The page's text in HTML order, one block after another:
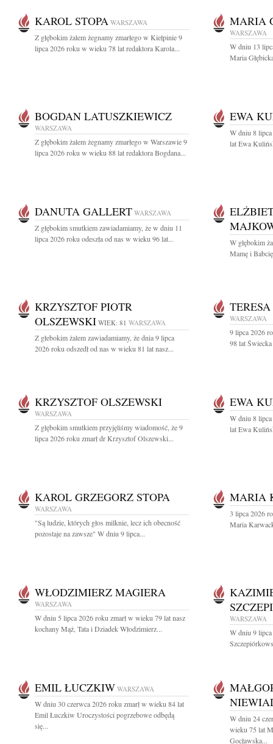
KAROL STOPA WARSZAWA
Z głębokim żalem żegnamy zmarłego w Kiełpinie 9
lipca 2026 roku w wieku 78 lat redaktora Karola...
MARIA
WARSZAWA
W dniu 13
Maria
BOGDAN LATUSZKIEWICZ
WARSZAWA
Z głębokim żalem żegnamy zmarłego w Warszawie 9
lipca 2026 roku w wieku 88 lat redaktora Bogdana...
EWA
W dniu 8
lat Ewa
DANUTA GALLERT WARSZAWA
Z głębokim smutkiem zawiadamiamy, że w dniu 11
lipca 2026 roku odeszła od nas w wieku 96 lat...
W głębokim
Mamę i
KRZYSZTOF PIOTR
OLSZEWSKI WIEK: 81 WARSZAWA
Z głebokim żalem zawiadamiamy, że dnia 9 lipca
2026 roku odszedł od nas w wieku 81 lat nasz...
WARSZAWA
9 lipca 2026
98 lat
KRZYSZTOF OLSZEWSKI
WARSZAWA
Z głębokim smutkiem przyjęliśmy wiadomość, że 9
lipca 2026 roku zmarł dr Krzysztof Olszewski...
EWA
W dniu 8
lat Ewa
KAROL GRZEGORZ STOPA
WARSZAWA
"Są ludzie, których głos milknie, lecz ich obecność
pozostaje na zawsze" W dniu 9 lipca...
MARIA
3 lipca 2026
Maria
WŁODZIMIERZ MAGIERA
WARSZAWA
W dniu 5 lipca 2026 roku zmarł w wieku 79 lat nasz
kochany Mąż, Tata i Dziadek Włodzimierz...
WARSZAWA
W dniu 9
EMIL ŁUCZKIW WARSZAWA
W dniu 30 czerwca 2026 roku zmarł w wieku 84 lat
Emil Łuczkiw Uroczystości pogrzebowe odbędą
się...
W dniu 24
wieku 75 lat
Gocławska...